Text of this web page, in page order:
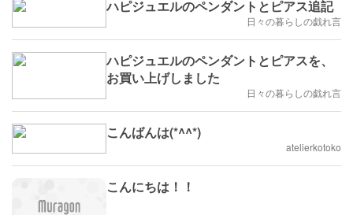
ハピジュエルのペンダントとピアス追記
日々の暮らしの戯れ言
ハピジュエルのペンダントとピアスを、
お買い上げしました
日々の暮らしの戯れ言
こんばんは(*^^*)
atelierkotoko
こんにちは！！